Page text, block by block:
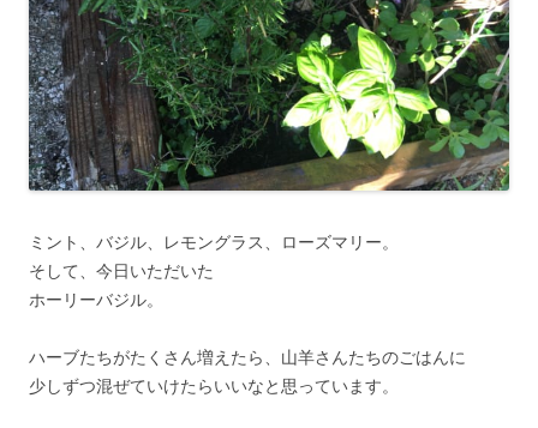
ミント、バジル、レモングラス、ローズマリー。
そして、今日いただいた
ホーリーバジル。
ハーブたちがたくさん増えたら、山羊さんたちのごはんに
少しずつ混ぜていけたらいいなと思っています。